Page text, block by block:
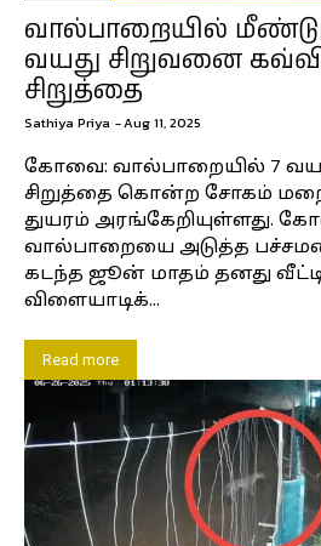
வால்பாறையில்
வயது சிறுவனை
சிறுத்தை
Sathiya Priya -Aug 11, 2025
கோவை: வால்பாறையில் 7
சிறுத்தை கொன்ற சோகம்
துயரம் அரங்கேறியுள்ளது.
வால்பாறையை அடுத்த
கடந்த ஜூன் மாதம் தனது
விளையாடிக்...
Read more